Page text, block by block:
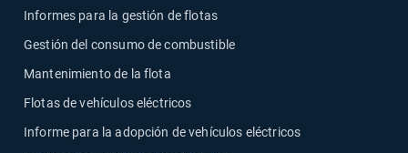
Informes para la gestión de flotas
Gestión del consumo de combustible
Mantenimiento de la flota
Flotas de vehículos eléctricos
Informe para la adopción de vehículos eléctricos